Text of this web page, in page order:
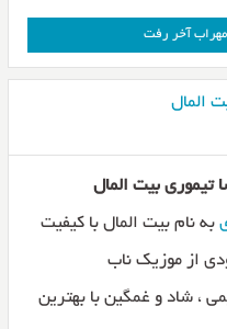
مهراب آخر رفت
المال
تیموری بیت المال
به نام بیت المال با کیفیت
، شاد و غمگین با بهترین